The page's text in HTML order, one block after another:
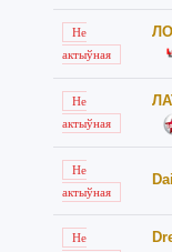
Не
актыўная
Не
актыўная
Не
актыўная
Не